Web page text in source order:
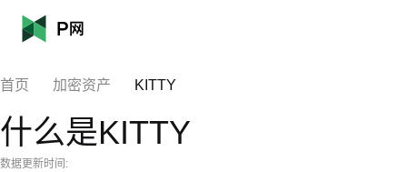
首页 加密资产 KITTY
什么是KITTY
数据更新时间: